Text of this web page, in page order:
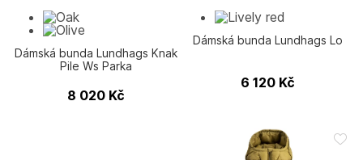
Dámská bunda Lundhags Knak
Pile Ws Parka
8 020 Kč
Dámská bunda Lundhags Lo
6 120 Kč